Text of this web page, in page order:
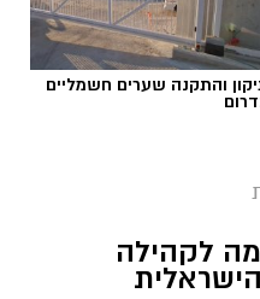
והתקנה שערים חשמליים
לקהילה